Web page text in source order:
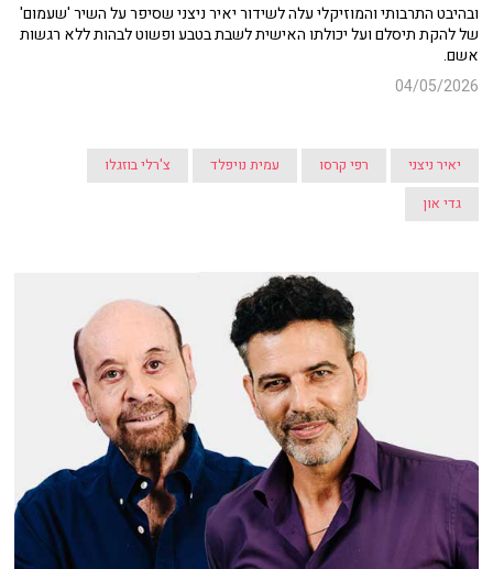
ובהיבט התרבותי והמוזיקלי עלה לשידוריאיר ניצני שסיפר על השיר 'שעמום'
של להקת תיסלם ועל יכולתו האישית לשבת בטבע ופשוט לבהות ללא רגשות
אשם.
04/05/2026
יאיר ניצני רפי קרסו עמית נויפלד
צ'רלי בוזגלו
גדי און